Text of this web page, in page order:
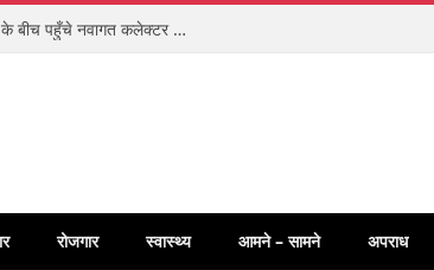
संवेदनशीलता की अनूठी मिसाल: ज़मीन पर बैठकर ग्रामीणों के बीच पहुँचे नवागत कलेक्टर पार्थ जायसवाल, धुरवार में चौपाल लगाकर सुनीं समस्याएँ
रोजगार स्वास्थ्य आमने – सामने अपराध